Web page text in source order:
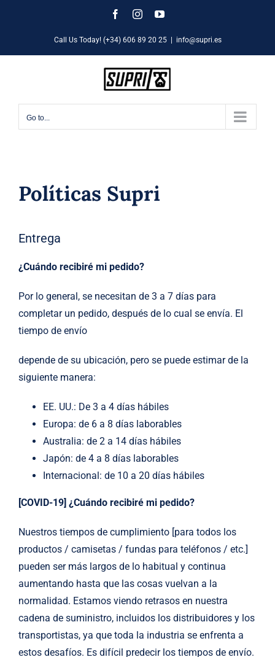
FacebookInstagramYouTube
Call Us Today! (+34) 606 89 20 25 info@supri.es
Go to...
Políticas Supri
Entrega
¿Cuándo recibiré mi pedido?
Por lo general, se necesitan de 3 a 7 días para
completar un pedido, después de lo cual se envía. El
tiempo de envío
depende de su ubicación, pero se puede estimar de la
siguiente manera:
EE. UU.: De 3 a 4 días hábiles
Europa: de 6 a 8 días laborables
Australia: de 2 a 14 días hábiles
Japón: de 4 a 8 días laborables
Internacional: de 10 a 20 días hábiles
[COVID-19] ¿Cuándo recibiré mi pedido?
Nuestros tiempos de cumplimiento [para todos los
productos / camisetas / fundas para teléfonos / etc.]
pueden ser más largos de lo habitual y continua
aumentando hasta que las cosas vuelvan a la
normalidad. Estamos viendo retrasos en nuestra
cadena de suministro, incluidos los distribuidores y los
transportistas, ya que toda la industria se enfrenta a
estos desafíos. Es difícil predecir los tiempos de envío.